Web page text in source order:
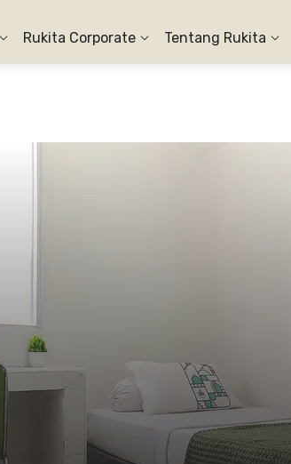
Rukita Corporate Tentang Rukita